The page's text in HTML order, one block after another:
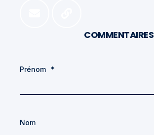
COMMENTAIRES
Prénom *
Nom